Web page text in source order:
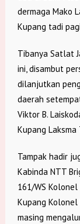
dermaga Mako
Kupang tadi
Tibanya Satlat
ini, disambut
dilanjutkan
daerah
Viktor B.
Kupang Laksma
Tampak hadir
Kabinda NTT
161/WS
Kupang Kolonel
masing